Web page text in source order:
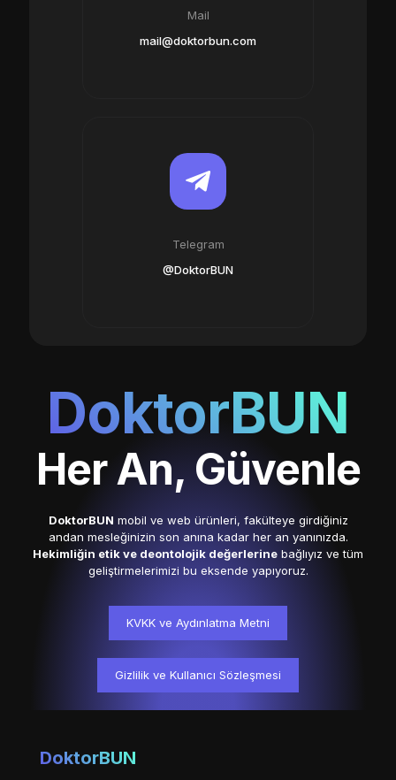
mail@doktorbun.com
Mail
@DoktorBUN
Telegram
DoktorBUN
Her An, Güvenle
DoktorBUN mobil ve web ürünleri, fakülteye girdiğiniz
andan mesleğinizin son anına kadar her an yanınızda.
Hekimliğin etik ve deontolojik değerlerine bağlıyız ve tüm
geliştirmelerimizi bu eksende yapıyoruz.
KVKK ve Aydınlatma Metni
Gizlilik ve Kullanıcı Sözleşmesi
DoktorBUN